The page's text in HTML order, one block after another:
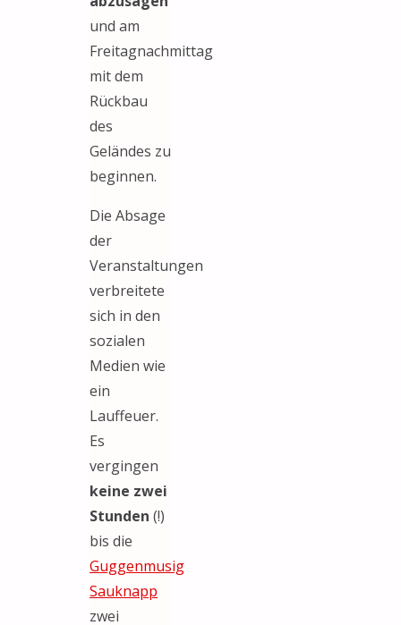
und am
Freitagnachmittag
mit dem
Rückbau
des
Geländes zu
beginnen.
Die Absage
der
Veranstaltungen
verbreitete
sich in den
sozialen
Medien wie
ein
Lauffeuer.
Es
vergingen
keine zwei
Stunden (!)
bis die
Guggenmusig
Sauknapp
zwei